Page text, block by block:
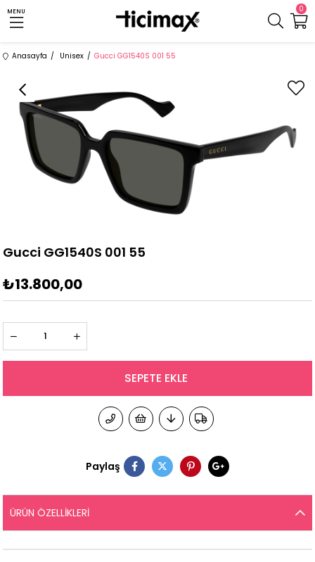
0
MENU
Anasayfa Unisex Gucci GG1540S 001 55
Gucci GG1540S 001 55
₺13.800,00
Paylaş
ÜRÜN ÖZELLIKLERI